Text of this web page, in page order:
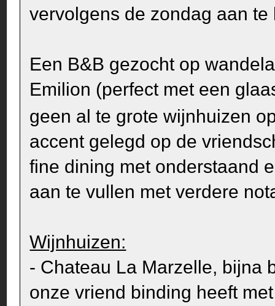
vervolgens de zondag aan
Een B&B gezocht op
Emilion (perfect met een
geen al te grote wijnhuizen
accent gelegd op de
fine dining met onderstaand
aan te vullen met verdere
Wijnhuizen:
- Chateau La Marzelle, bijna
onze vriend binding heeft